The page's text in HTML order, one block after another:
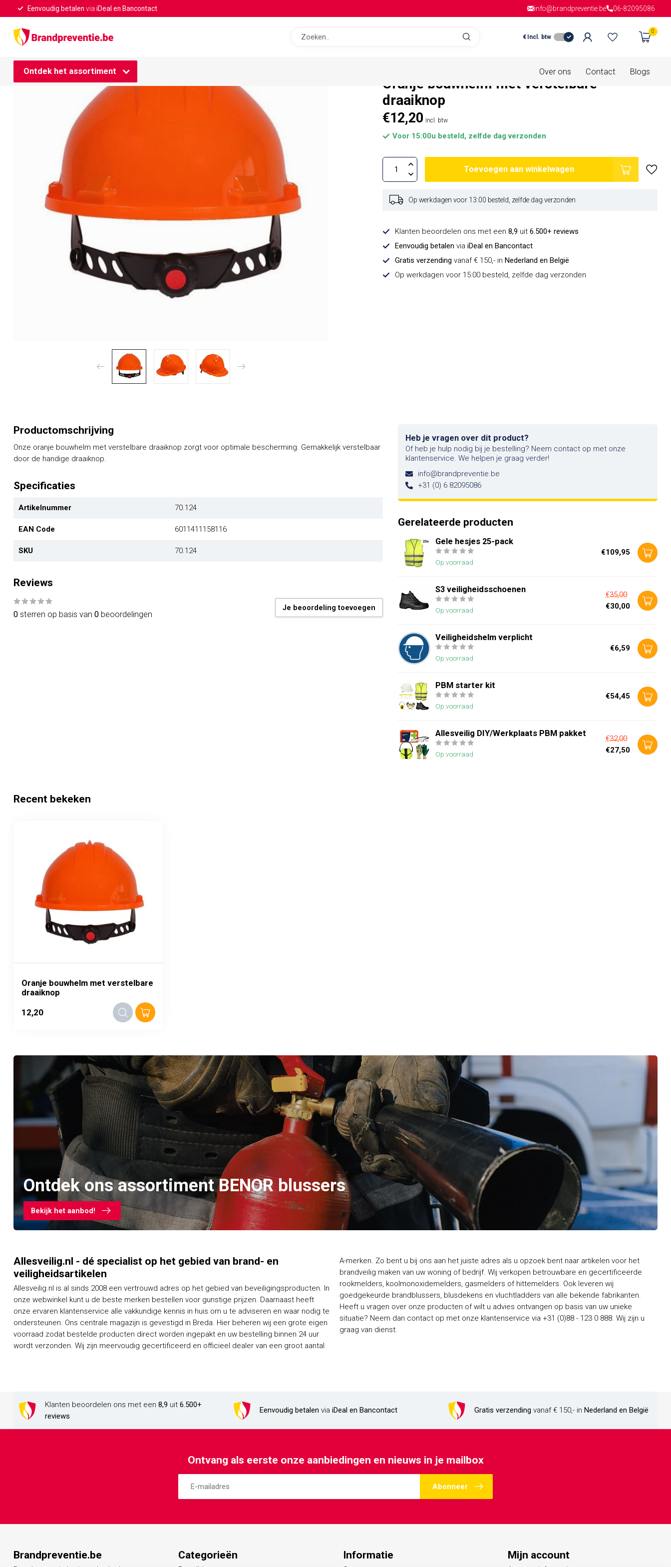
Eenvoudig betalen via iDeal en Bancontact Gratis verzendingvanaf € 150,- in
info@brandpreventie.be 06-82095086
€ Incl. btw
0
Ontdek het assortiment Over ons Contact Blogs
Home / Oranje bouwhelm met verstelbare draaiknop
Oranje bouwhelm met verstelbare
draaiknop
€12,20 Incl. btw
Voor 15:00u besteld, zelfde dag verzonden
Toevoegen aan winkelwagen
Op werkdagen voor 13:00 besteld, zelfde dag verzonden
Klanten beoordelen ons met een8,9 uit6.500+ reviews
Eenvoudig betalen viaiDeal en Bancontact
Gratis verzending vanaf € 150,- inNederland en België
Op werkdagen voor 15:00 besteld, zelfde dag verzonden
Productomschrijving
Onze oranje bouwhelm met verstelbare draaiknop zorgt voor optimale bescherming. Gemakkelijk verstelbaar
door de handige draaiknop.
Specificaties
Artikelnummer 70.124
EAN Code 6011411158116
SKU 70.124
Reviews
0 sterren op basis van 0 beoordelingen
Je beoordeling toevoegen
Heb je vragen over dit product?
Of heb je hulp nodig bij je bestelling? Neem contact op met onze
klantenservice. We helpen je graag verder!
info@brandpreventie.be
+31 (0) 6 82095086
Gerelateerde producten
Gele hesjes 25-pack
Op voorraad
€109,95
S3 veiligheidsschoenen
Op voorraad
€35,00
€30,00
Veiligheidshelm verplicht
Op voorraad
€6,59
PBM starter kit
Op voorraad
€54,45
Allesveilig DIY/Werkplaats PBM pakket
Op voorraad
€32,00
€27,50
Recent bekeken
Oranje bouwhelm met verstelbare
draaiknop
12,20
Ontdek ons assortiment BENOR blussers
Bekijk het aanbod!
Allesveilig.nl - dé specialist op het gebied van brand- en
veiligheidsartikelen
Allesveilig.nl is al sinds 2008 een vertrouwd adres op het gebied van beveiligingsproducten. In
onze webwinkel kunt u de beste merken bestellen voor gunstige prijzen. Daarnaast heeft
onze ervaren klantenservice alle vakkundige kennis in huis om u te adviseren en waar nodig te
ondersteunen. Ons centrale magazijn is gevestigd in Breda. Hier beheren wij een grote eigen
voorraad zodat bestelde producten direct worden ingepakt en uw bestelling binnen 24 uur
wordt verzonden. Wij zijn meervoudig gecertificeerd en officieel dealer van een groot aantal
A-merken. Zo bent u bij ons aan het juiste adres als u opzoek bent naar artikelen voor het
brandveilig maken van uw woning of bedrijf. Wij verkopen betrouwbare en gecertificeerde
rookmelders, koolmonoxidemelders, gasmelders of hittemelders. Ook leveren wij
goedgekeurde brandblussers, blusdekens en vluchtladders van alle bekende fabrikanten.
Heeft u vragen over onze producten of wilt u advies ontvangen op basis van uw unieke
situatie? Neem dan contact op met onze klantenservice via +31 (0)88 - 123 0 888. Wij zijn u
graag van dienst.
Klanten beoordelen ons met een 8,9 uit 6.500+
reviews
Eenvoudig betalen via iDeal en Bancontact Gratis verzending vanaf € 150,- in Nederland en België
Ontvang als eerste onze aanbiedingen en nieuws in je mailbox
Abonneer
Brandpreventie.be Categorieën Informatie Mijn account